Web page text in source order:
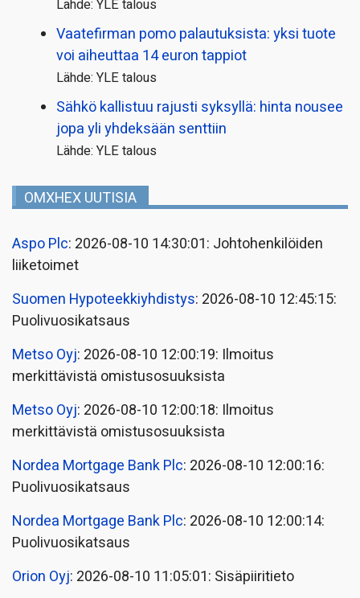
Lähde: YLE talous
Vaatefirman pomo palautuksista: yksi tuote
voi aiheuttaa 14 euron tappiot
Lähde: YLE talous
Sähkö kallistuu rajusti syksyllä: hinta nousee
jopa yli yhdeksään senttiin
Lähde: YLE talous
OMXHEX UUTISIA
Aspo Plc: 2026-08-10 14:30:01: Johtohenkilöiden
liiketoimet
Suomen Hypoteekkiyhdistys: 2026-08-10 12:45:15:
Puolivuosikatsaus
Metso Oyj: 2026-08-10 12:00:19: Ilmoitus
merkittävistä omistusosuuksista
Metso Oyj: 2026-08-10 12:00:18: Ilmoitus
merkittävistä omistusosuuksista
Nordea Mortgage Bank Plc: 2026-08-10 12:00:16:
Puolivuosikatsaus
Nordea Mortgage Bank Plc: 2026-08-10 12:00:14:
Puolivuosikatsaus
Orion Oyj: 2026-08-10 11:05:01: Sisäpiiritieto